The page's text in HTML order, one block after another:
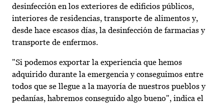
desinfección en los exteriores de edificios públicos,
interiores de residencias, transporte de alimentos y,
desde hace escasos días, la desinfección de farmacias y
transporte de enfermos.
"Si podemos exportar la experiencia que hemos
adquirido durante la emergencia y conseguimos entre
todos que se llegue a la mayoría de nuestros pueblos y
pedanías, habremos conseguido algo bueno", indica el